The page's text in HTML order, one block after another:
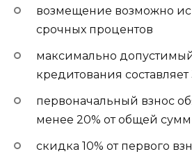
возмещение возможно
срочных процентов
максимально
кредитования составляет
первоначальный взнос
менее 20% от общей
скидка 10% от первого